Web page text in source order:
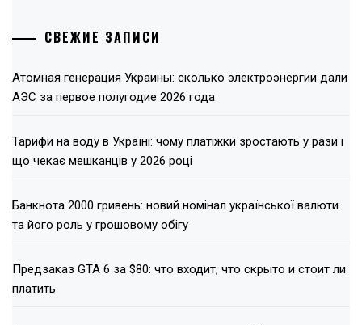
СВЕЖИЕ ЗАПИСИ
Атомная генерация Украины: сколько электроэнергии дали
АЭС за первое полугодие 2026 года
Тарифи на воду в Україні: чому платіжки зростають у рази і
що чекає мешканців у 2026 році
Банкнота 2000 гривень: новий номінал української валюти
та його роль у грошовому обігу
Предзаказ GTA 6 за $80: что входит, что скрыто и стоит ли
платить